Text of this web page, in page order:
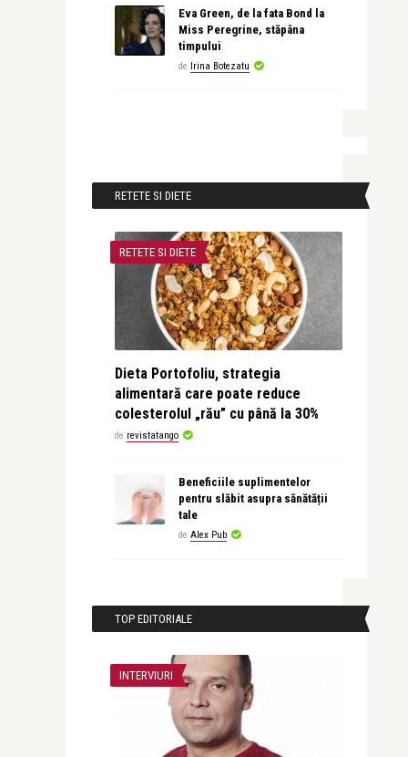
Eva Green, de la fata Bond la
Miss Peregrine, stăpâna
timpului
de Irina Botezatu
RETETE SI DIETE
RETETE SI DIETE
Dieta Portofoliu, strategia
alimentară care poate reduce
colesterolul „rău” cu până la 30%
de revistatango
Beneficiile suplimentelor
pentru slăbit asupra sănătății
tale
de Alex Pub
TOP EDITORIALE
INTERVIURI